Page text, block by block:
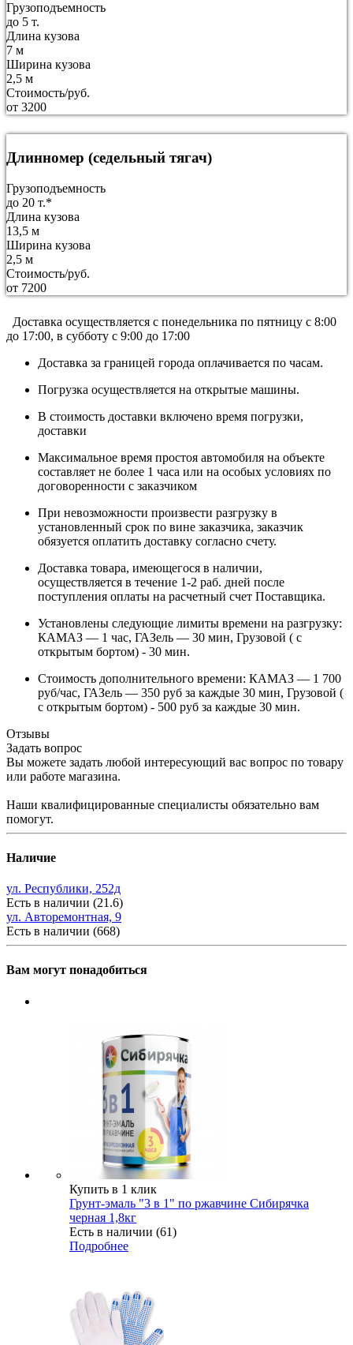
Грузоподъемность
до 5 т.
Длина кузова
7 м
Ширина кузова
2,5 м
Стоимость/руб.
от 3200
Длинномер (седельный тягач)
Грузоподъемность
до 20 т.*
Длина кузова
13,5 м
Ширина кузова
2,5 м
Стоимость/руб.
от 7200
Доставка осуществляется c понедельника по пятницу с 8:00
до 17:00, в субботу с 9:00 до 17:00
Доставка за границей города оплачивается по часам.
Погрузка осуществляется на открытые машины.
В стоимость доставки включено время погрузки,
доставки
Максимальное время простоя автомобиля на объекте
составляет не более 1 часа или на особых условиях по
договоренности с заказчиком
При невозможности произвести разгрузку в
установленный срок по вине заказчика, заказчик
обязуется оплатить доставку согласно счету.
Доставка товара, имеющегося в наличии,
осуществляется в течение 1-2 раб. дней после
поступления оплаты на расчетный счет Поставщика.
Установлены следующие лимиты времени на разгрузку:
КАМАЗ — 1 час, ГАЗель — 30 мин, Грузовой ( с
открытым бортом) - 30 мин.
Стоимость дополнительного времени: КАМАЗ — 1 700
руб/час, ГАЗель — 350 руб за каждые 30 мин, Грузовой (
с открытым бортом) - 500 руб за каждые 30 мин.
Отзывы
Задать вопрос
Вы можете задать любой интересующий вас вопрос по товару
или работе магазина.
Наши квалифицированные специалисты обязательно вам
помогут.
Наличие
ул. Республики, 252д
Есть в наличии (21.6)
ул. Авторемонтная, 9
Есть в наличии (668)
Вам могут понадобиться
Купить в 1 клик
Грунт-эмаль "3 в 1" по ржавчине Сибирячка
черная 1,8кг
Есть в наличии (61)
Подробнее